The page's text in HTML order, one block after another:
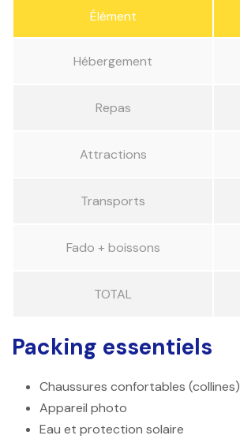
Élément
Hébergement
Repas
Attractions
Transports
Fado + boissons
TOTAL
Packing essentiels
Chaussures confortables (collines)
Appareil photo
Eau et protection solaire